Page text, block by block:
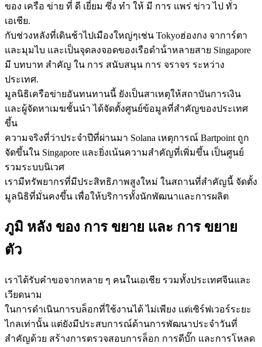
ของ เครือ ข่าย ที่ ดี เยี่ยม ซึ่ง ทํา ให้ มี การ แพร่ ข่าว ไป ทั่ว
เอเชีย.
กับช่วงหลังที่เดินช้าไปเมืองใหญ่ๆเช่น Tokyoฮ่องกง จาการ์ตา
และมุมไบ และเป็นจุดลงจอดของเรือดําน้ําหลายสาย Singapore
มี บทบาท สําคัญ ใน การ สนับสนุน การ จราจร ระหว่าง
ประเทศ.
มูลนิธิเครือข่ายอันทนทานนี้ ยังเป็นสาเหตุให้สถาบันการเงิน
และผู้จัดหาเมฆชั้นนํา ได้จัดตั้งศูนย์ข้อมูลที่สําคัญของประเทศ
ขึ้น
ความจริงที่ว่าประจําปีที่ผ่านมา Solana เหตุการณ์ Bartpoint ถูก
จัดขึ้นใน Singapore และยิ่งเน้นความสําคัญที่เพิ่มขึ้น เป็นศูนย์
รวมระบบนิเวศ
เรามีทรัพยากรที่มีประสิทธิภาพสูงใหม่ ในสถานที่สําคัญนี้ จัดตั้ง
มูลนิธิที่มั่นคงขึ้น เพื่อให้บริการทั้งนักพัฒนาและการผลิต
ภูมิ หลัง ของ การ ขยาย และ การ ขยาย
ตัว
เราได้รับคําขอจากหลาย ๆ คนในเอเชีย รวมทั้งประเทศจีนและ
เวียดนาม
ในการดําเนินการบล็อกที่ใช้งานได้ ไม่เพียง แต่เซิร์ฟเวอร์ระยะ
ไกลเท่านั้น แต่ยังมีประสบการณ์ด้านการพัฒนาประจําวันที่
สําคัญด้วย สร้างการตรวจสอบการล็อก การดีบั๊ก และการโหลด